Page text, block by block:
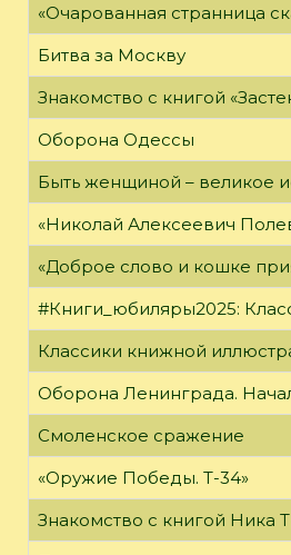
«Очарованная странница
Битва за Москву
Знакомство с книгой
Оборона Одессы
Быть женщиной – великое
«Николай Алексеевич
«Доброе слово и кошке
#Книги_юбиляры2025:
Классики книжной
Оборона Ленинграда.
Смоленское сражение
«Оружие Победы. Т-34»
Знакомство с книгой Ника